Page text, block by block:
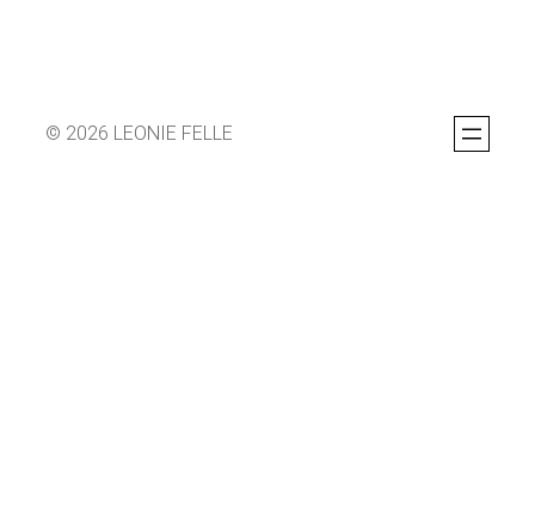
© 2026 LEONIE FELLE